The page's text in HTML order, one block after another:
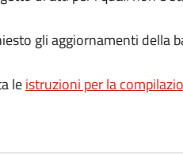
gli aggiornamenti della
leistruzioni per la